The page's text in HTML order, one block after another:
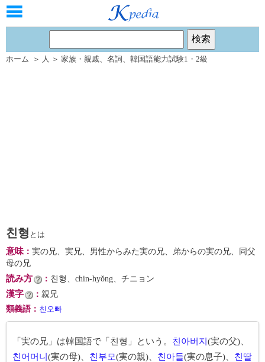
ホーム ＞ 人 ＞ 家族・親戚、 名詞 、 韓国語能力試験1・2級
친형 とは
意味： 実の兄、実兄、男性からみた実の兄、弟からの実の兄、同父
母の兄
読み方 ： 친형、chin-hyŏng、チニョン
漢字 ： 親兄
類義語 ： 친오빠
「実の兄」は韓国語で「친형」という。 친아버지 (実の父)、
친어머니 (実の母)、 친부모(実の親)、 친아들(実の息子)、 친딸